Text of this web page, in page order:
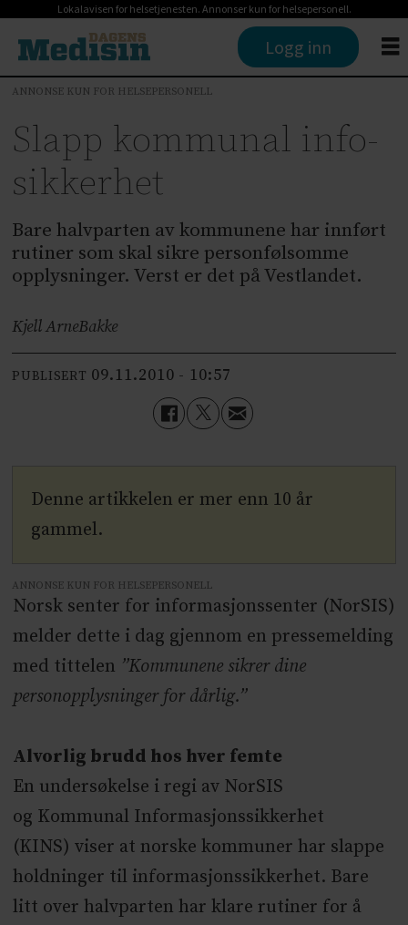
Lokalavisen for helsetjenesten. Annonser kun for helsepersonell.
Logg inn
ANNONSE KUN FOR HELSEPERSONELL
Slapp kommunal info-
sikkerhet
Bare halvparten av kommunene har innført
rutiner som skal sikre personfølsomme
opplysninger. Verst er det på Vestlandet.
Kjell ArneBakke
PUBLISERT 09.11.2010 - 10:57
Denne artikkelen er mer enn 10 år
gammel.
ANNONSE KUN FOR HELSEPERSONELL
Norsk senter for informasjonssenter (NorSIS)
melder dette i dag gjennom en pressemelding
med tittelen ”Kommunene sikrer dine
personopplysninger for dårlig.”
Alvorlig brudd hos hver femte
En undersøkelse i regi av NorSIS
og Kommunal Informasjonssikkerhet
(KINS) viser at norske kommuner har slappe
holdninger til informasjonssikkerhet. Bare
litt over halvparten har klare rutiner for å